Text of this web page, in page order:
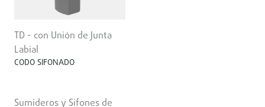
TD - con Unión de Junta
Labial
CODO SIFONADO
Sumideros y Sifones de